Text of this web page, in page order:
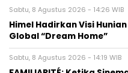
Sabtu, 8 Agustus 2026 - 14:26 WIB
Himel Hadirkan Visi
Global “Dream Home”
Sabtu, 8 Agustus 2026 - 14:19 WIB